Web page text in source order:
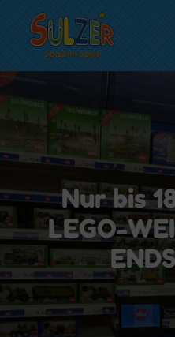
Spielwaren
Nur bis
LEGO-